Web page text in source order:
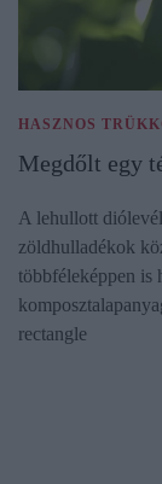
HASZNOS
Megdőlt egy
A lehullott
zöldhulladékok
többféleképpen is
rectangle